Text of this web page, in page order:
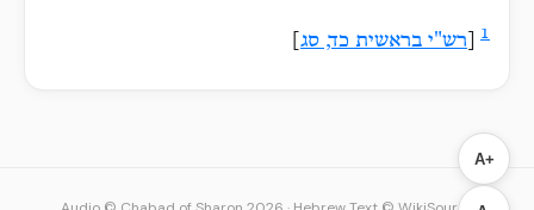
1 רש"י בראשית כד, סג
A+